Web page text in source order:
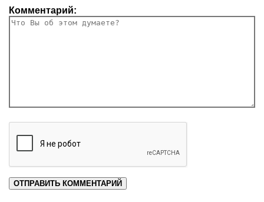
Комментарий: